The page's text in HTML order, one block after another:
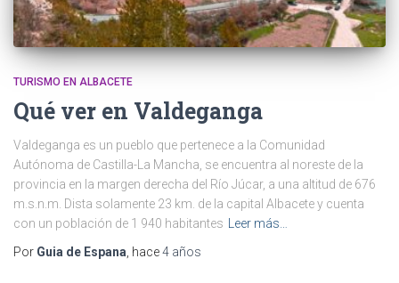
TURISMO EN ALBACETE
Qué ver en Valdeganga
Valdeganga es un pueblo que pertenece a la Comunidad
Autónoma de Castilla-La Mancha, se encuentra al noreste de la
provincia en la margen derecha del Río Júcar, a una altitud de 676
m.s.n.m. Dista solamente 23 km. de la capital Albacete y cuenta
con un población de 1 940 habitantes Leer más…
Por Guia de Espana , hace4 años